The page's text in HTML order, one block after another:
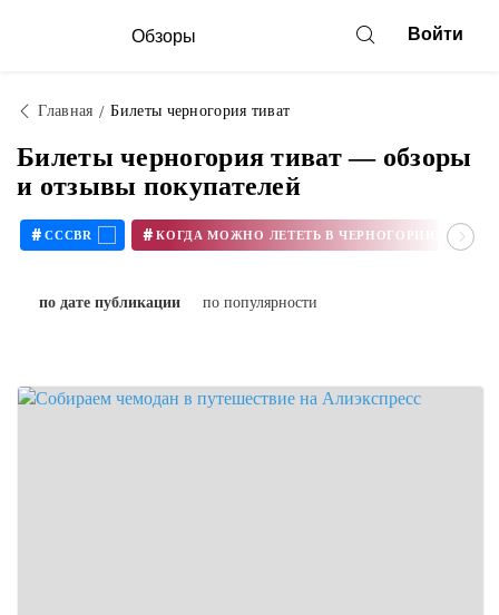
Обзоры Войти
Главная Билеты черногория тиват
Билеты черногория тиват — обзоры
и отзывы покупателей
# CCCBR # КОГДА МОЖНО ЛЕТЕТЬ В ЧЕРНОГОРИЮ В 2020
по дате публикации по популярности